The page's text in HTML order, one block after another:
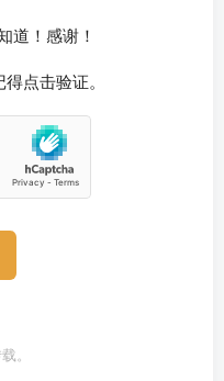
道！感谢！
点击验证。
。